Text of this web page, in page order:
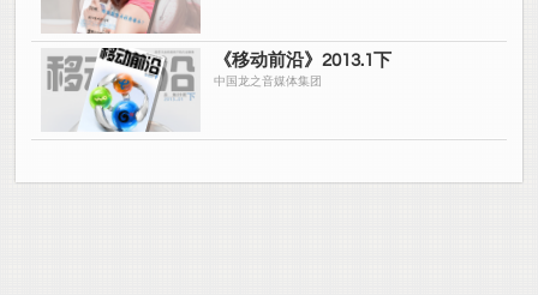
《移动前沿》2013.1下
中国龙之音媒体集团